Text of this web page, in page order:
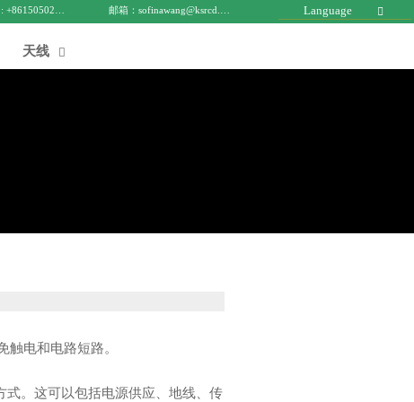
Language 
天线 
电和电路短路。
式。这可以包括电源供应、地线、传